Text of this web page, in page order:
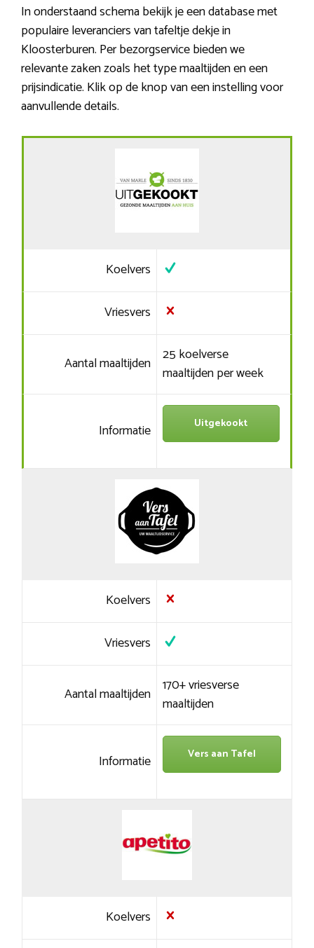
In onderstaand schema bekijk je een database met
populaire leveranciers van tafeltje dekje in
Kloosterburen. Per bezorgservice bieden we
relevante zaken zoals het type maaltijden en een
prijsindicatie. Klik op de knop van een instelling voor
aanvullende details.
Koelvers
Vriesvers
Aantal maaltijden 25 koelverse
maaltijden per week
Informatie Uitgekookt
Koelvers
Vriesvers
Aantal maaltijden 170+ vriesverse
maaltijden
Informatie Vers aan Tafel
Koelvers